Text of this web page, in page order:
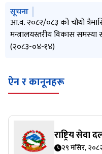
मुख्य नेभिगेसनमा जानुहोस्
सूचना
Invitation for Electronic
आ.व. २०८२/०८३ को चौथो
मन्त्रालयस्तरीय विकास
(२०८३-०४-१४)
सूचनाको हक सम्बन्धी ऐन,
नियमावली, २०६५ को नियम ३
(२०८३ वैशाख देखि २०८३
मन्त्रालयबाट सम्पादित
मन्त्रालयबाट सम्पादित
ऐन र कानूनहरू
राष्ट्रिय
२९ मंसिर,